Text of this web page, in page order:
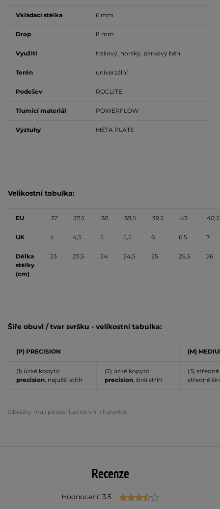
Vkládací stélka 6 mm
Drop 8 mm
Využití trailový, horský, parkový běh
Terén univerzální
Podešev ROCLITE
Tlumící materiál POWERFLOW
Výztuhy META PLATE
Velikostní tabulka:
EU 37 37,5 38 38,5 39,5 40 40,5
UK 4 4,5 5 5,5 6 6,5 7
Délka
stélky
(cm)
23 23,5 24 24,5 25 25,5 26
Šíře obuvi / tvar svršku - velikostní tabulka:
(P) PRECISION (M)
(1) úzké kopyto
precision, nejužší střih
(2) úzké kopyto
precision, širší střih
(3)
středně
Obrázky mají pouze ilustrativní charakter.
Recenze
Hodnocení: 3.5